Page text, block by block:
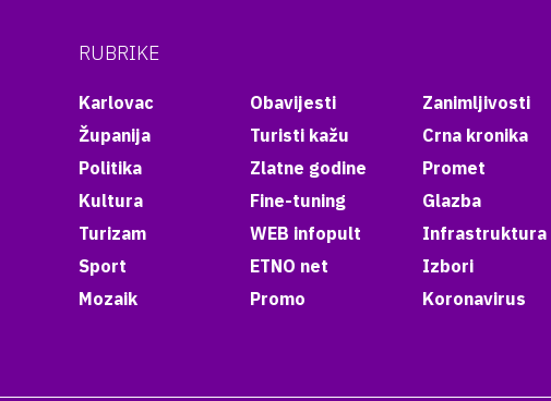
RUBRIKE
Karlovac
Županija
Politika
Kultura
Turizam
Sport
Mozaik
Obavijesti
Turisti kažu
Zlatne godine
Fine-tuning
WEB infopult
ETNO net
Promo
Zanimljivosti
Crna kronika
Promet
Glazba
Infrastruktura
Izbori
Koronavirus